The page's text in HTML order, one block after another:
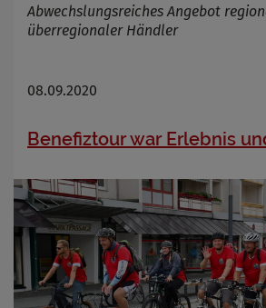
Abwechslungsreiches Angebot
überregionaler Händler
08.09.2020
Benefiztour war Erlebnis